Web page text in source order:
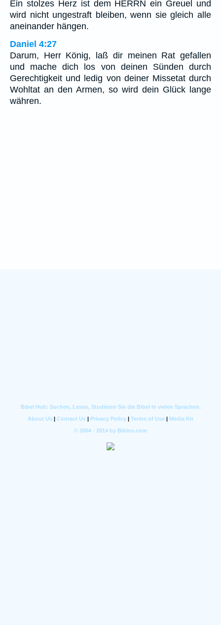
Ein stolzes Herz ist dem HERRN ein Greuel und
wird nicht ungestraft bleiben, wenn sie gleich alle
aneinander hängen.
Daniel 4:27
Darum, Herr König, laß dir meinen Rat gefallen
und mache dich los von deinen Sünden durch
Gerechtigkeit und ledig von deiner Missetat durch
Wohltat an den Armen, so wird dein Glück lange
währen.